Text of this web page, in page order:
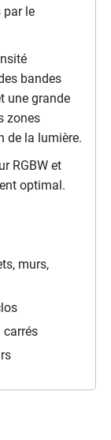
par le
bandes
une grande
zones
de la lumière.
RGBW et
optimal.
murs,
carrés